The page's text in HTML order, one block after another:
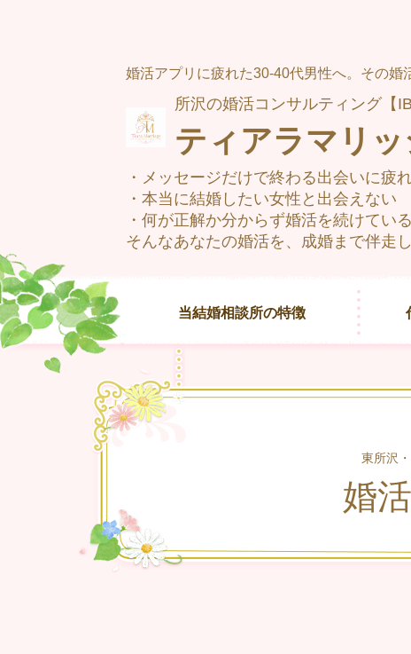
婚活アプリに疲れた30-40代男性へ。その婚
所沢の婚活コンサルティング【
ティアラマリ
・メッセージだけで終わる出会いに疲
・本当に結婚したい女性と出会えない
・何が正解か分からず婚活を続けている
そんなあなたの婚活を、成婚まで伴走し
当結婚相談所の特徴
東所沢
婚